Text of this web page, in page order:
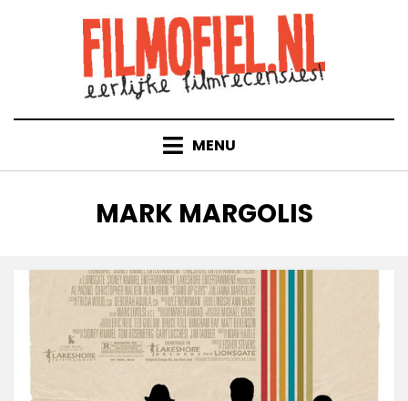
MENU
TAG
:
MARK MARGOLIS